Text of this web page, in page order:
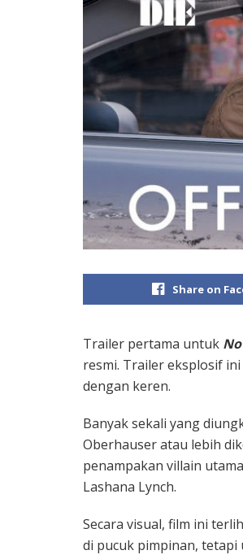
Share on
Trailer pertama untuk
resmi. Trailer eksplosif
dengan keren.
Banyak sekali yang
Oberhauser atau lebih
penampakan villain
Lashana Lynch.
Secara visual, film ini
di pucuk pimpinan, tetapi